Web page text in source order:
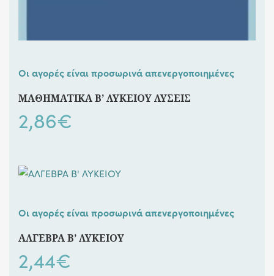
Οι αγορές είναι προσωρινά απενεργοποιημένες
ΜΑΘΗΜΑΤΙΚΑ Β’ ΛΥΚΕΙΟΥ ΛΥΣΕΙΣ
2,86€
Οι αγορές είναι προσωρινά απενεργοποιημένες
ΑΛΓΕΒΡΑ Β’ ΛΥΚΕΙΟΥ
2,44€